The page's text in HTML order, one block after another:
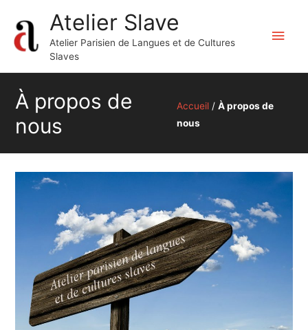
Atelier Slave
Atelier Parisien de Langues et de Cultures
Slaves
À propos de
nous
Accueil/ À propos de
nous